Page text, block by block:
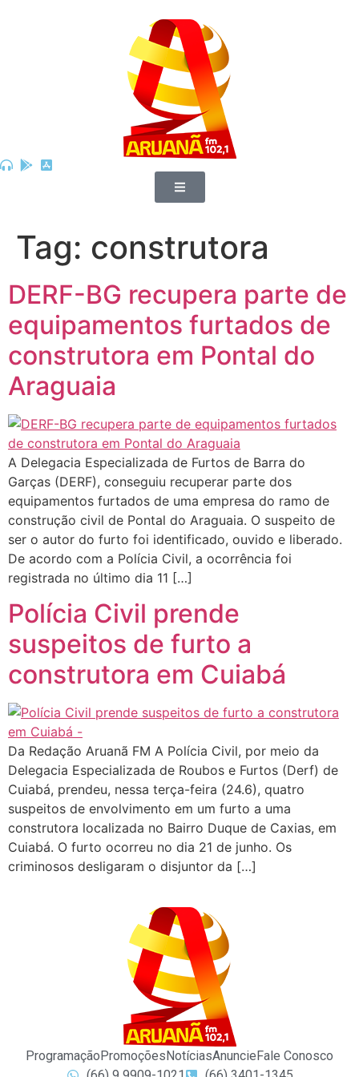
Tag: construtora
DERF-BG recupera parte de
equipamentos furtados de
construtora em Pontal do
Araguaia
A Delegacia Especializada de Furtos de Barra do
Garças (DERF), conseguiu recuperar parte dos
equipamentos furtados de uma empresa do ramo de
construção civil de Pontal do Araguaia. O suspeito de
ser o autor do furto foi identificado, ouvido e liberado.
De acordo com a Polícia Civil, a ocorrência foi
registrada no último dia 11 […]
Polícia Civil prende
suspeitos de furto a
construtora em Cuiabá
Da Redação Aruanã FM A Polícia Civil, por meio da
Delegacia Especializada de Roubos e Furtos (Derf) de
Cuiabá, prendeu, nessa terça-feira (24.6), quatro
suspeitos de envolvimento em um furto a uma
construtora localizada no Bairro Duque de Caxias, em
Cuiabá. O furto ocorreu no dia 21 de junho. Os
criminosos desligaram o disjuntor da […]
ProgramaçãoPromoçõesNotíciasAnuncieFale Conosco